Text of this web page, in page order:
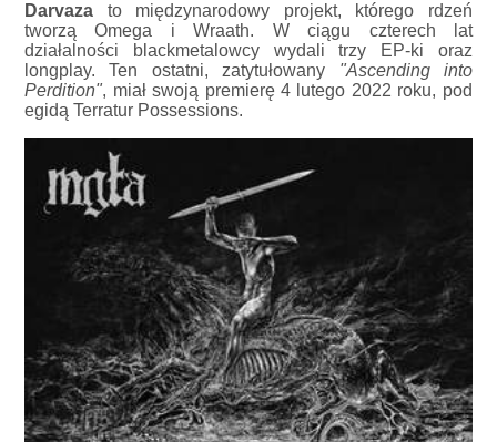
Darvaza to międzynarodowy projekt, którego rdzeń
tworzą Omega i Wraath. W ciągu czterech lat
działalności blackmetalowcy wydali trzy EP-ki oraz
longplay. Ten ostatni, zatytułowany "Ascending into
Perdition", miał swoją premierę 4 lutego 2022 roku, pod
egidą Terratur Possessions.